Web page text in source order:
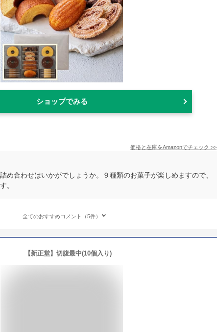
ショップでみる
価格と在庫をAmazonでチェック >>
め合わせはいかがでしょうか。９種類のお菓子が楽しめますので、
。
全てのおすすめコメント（5件）
【新正堂】切腹最中(10個入り)